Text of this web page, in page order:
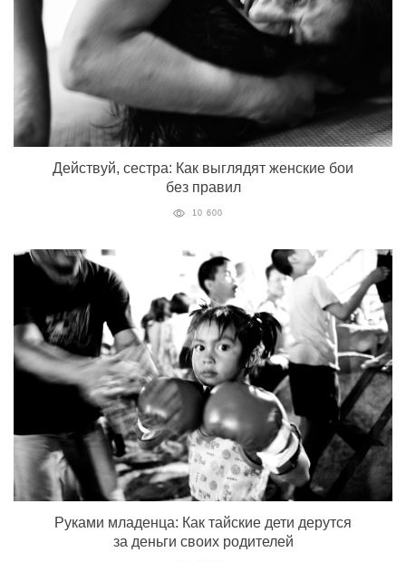
Действуй, сестра: Как выглядят женские бои
без правил
10 600
Руками младенца: Как тайские дети дерутся
за деньги своих родителей